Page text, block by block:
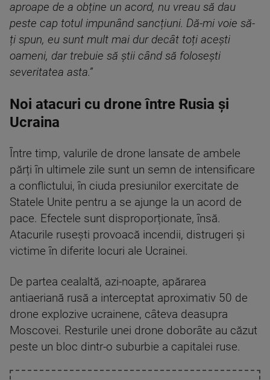
aproape de a obține un acord, nu vreau să dau
peste cap totul impunând sancțiuni. Dă-mi voie să-
ți spun, eu sunt mult mai dur decât toți acești
oameni, dar trebuie să știi când să folosești
severitatea asta.”
Noi atacuri cu drone între Rusia și
Ucraina
Între timp, valurile de drone lansate de ambele
părți în ultimele zile sunt un semn de intensificare
a conflictului, în ciuda presiunilor exercitate de
Statele Unite pentru a se ajunge la un acord de
pace. Efectele sunt disproporționate, însă.
Atacurile rusești provoacă incendii, distrugeri și
victime în diferite locuri ale Ucrainei.
De partea cealaltă, azi-noapte, apărarea
antiaeriană rusă a interceptat aproximativ 50 de
drone explozive ucrainene, câteva deasupra
Moscovei. Resturile unei drone doborâte au căzut
peste un bloc dintr-o suburbie a capitalei ruse.